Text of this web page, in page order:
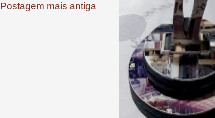
Postagem mais antiga